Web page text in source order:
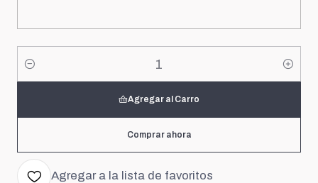
Cantidad
Agregar al Carro
Comprar ahora
Agregar a la lista de favoritos